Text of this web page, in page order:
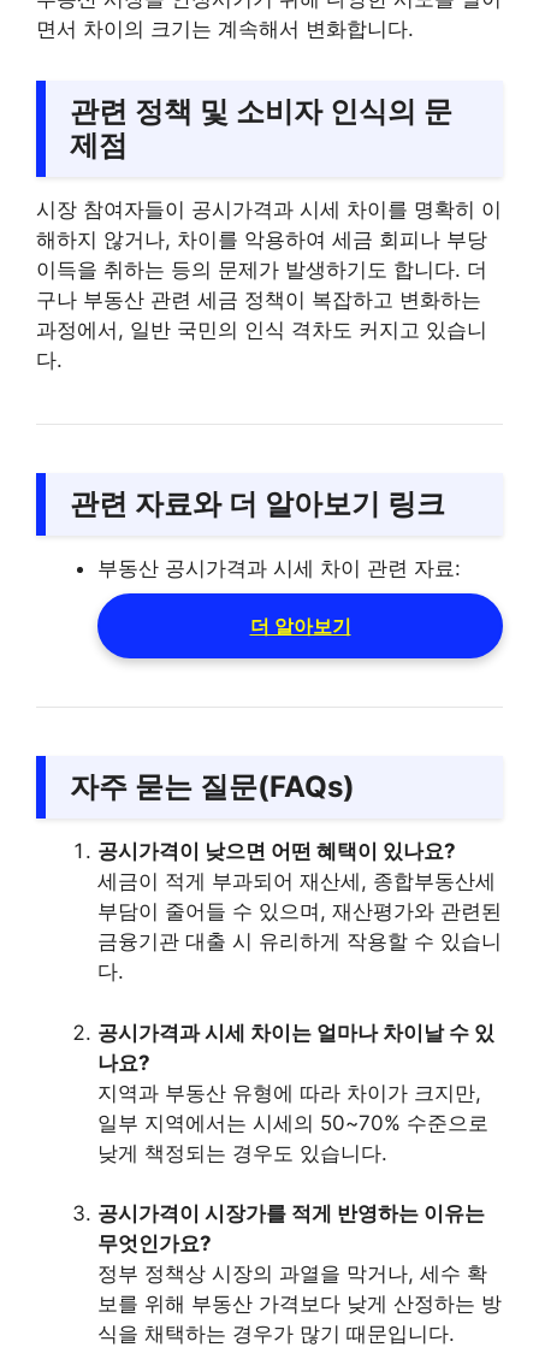
면서 차이의 크기는 계속해서 변화합니다.
관련 정책 및 소비자 인식의 문
제점
시장 참여자들이 공시가격과 시세 차이를 명확히 이
해하지 않거나, 차이를 악용하여 세금 회피나 부당
이득을 취하는 등의 문제가 발생하기도 합니다. 더
구나 부동산 관련 세금 정책이 복잡하고 변화하는
과정에서, 일반 국민의 인식 격차도 커지고 있습니
다.
관련 자료와 더 알아보기 링크
부동산 공시가격과 시세 차이 관련 자료:
더 알아보기
자주 묻는 질문(FAQs)
공시가격이 낮으면 어떤 혜택이 있나요?
세금이 적게 부과되어 재산세, 종합부동산세
부담이 줄어들 수 있으며, 재산평가와 관련된
금융기관 대출 시 유리하게 작용할 수 있습니
다.
공시가격과 시세 차이는 얼마나 차이날 수 있
나요?
지역과 부동산 유형에 따라 차이가 크지만,
일부 지역에서는 시세의 50~70% 수준으로
낮게 책정되는 경우도 있습니다.
공시가격이 시장가를 적게 반영하는 이유는
무엇인가요?
정부 정책상 시장의 과열을 막거나, 세수 확
보를 위해 부동산 가격보다 낮게 산정하는 방
식을 채택하는 경우가 많기 때문입니다.